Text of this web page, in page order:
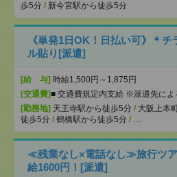
歩5分 / 新今宮駅から徒歩5分
《単発1日OK！日払い可》＊
ル貼り[派遣]
[給 与] 時給1,500円～1,875円
[交通費]■ 交通費規定内支給 ※派遣先によ
[勤務地] 天王寺駅から徒歩5分 / 大阪上本
徒歩5分 / 鶴橋駅から徒歩5分 / …
≪残業なし×電話なし≫旅行ツ
給1600円！[派遣]